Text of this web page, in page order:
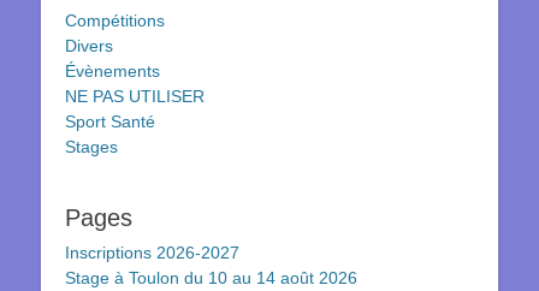
Compétitions
Divers
Évènements
NE PAS UTILISER
Sport Santé
Stages
Pages
Inscriptions 2026-2027
Stage à Toulon du 10 au 14 août 2026